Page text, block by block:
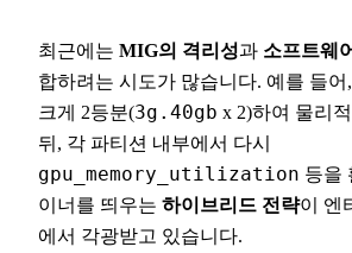
최근에는 MIG의 격리성과 소프트웨
합하려는 시도가 많습니다. 예를 들어
크게 2등분(3g.40gb x 2)하여 물리
뒤, 각 파티션 내부에서 다시
gpu_memory_utilization 등을
이너를 띄우는 하이브리드 전략이 엔
에서 각광받고 있습니다.